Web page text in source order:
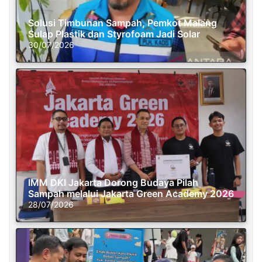
Solusi Timbunan Sampah, Pemkot Malang
Sulap Plastik dan Styrofoam Jadi Solar
30/07/2026
IMM DKI Jakarta Dorong Budaya Pilah
Sampah melalui Jakarta Green Academy 2026
28/07/2026